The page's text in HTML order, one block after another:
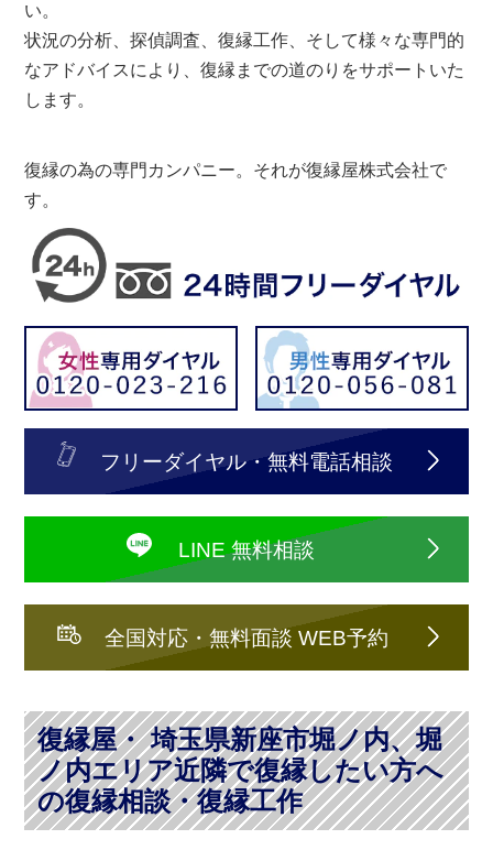
い。
状況の分析、探偵調査、復縁工作、そして様々な専門的
なアドバイスにより、復縁までの道のりをサポートいた
します。
復縁の為の専門カンパニー。それが復縁屋株式会社で
す。
フリーダイヤル・無料電話相談
LINE 無料相談
全国対応・無料面談 WEB予約
復縁屋・ 埼玉県新座市堀ノ内、堀
ノ内エリア近隣で復縁したい方へ
の復縁相談・復縁工作